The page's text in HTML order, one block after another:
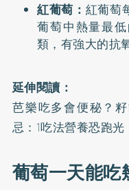
紅葡萄： 紅葡萄
葡萄中熱量最
類，有強大的抗
延伸閱讀：
芭樂吃多會便秘？
忌：1吃法營養恐跑光
葡萄一天能吃